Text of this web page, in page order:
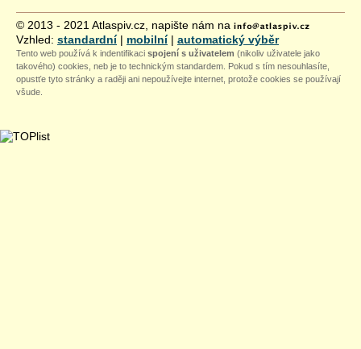
© 2013 - 2021 Atlaspiv.cz, napište nám na
Vzhled: standardní| mobilní| automatický výběr
Tento web používá k indentifikaci spojení s uživatelem (nikoliv uživatele jako
takového) cookies, neb je to technickým standardem. Pokud s tím nesouhlasíte,
opustťe tyto stránky a raději ani nepoužívejte internet, protože cookies se používají
všude.